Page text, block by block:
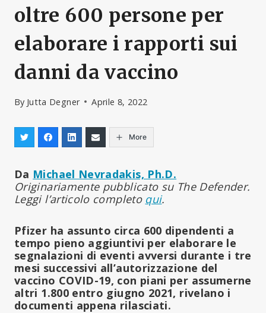
oltre 600 persone per
elaborare i rapporti sui
danni da vaccino
By Jutta Degner Aprile 8, 2022
More
Da Michael Nevradakis, Ph.D.
Originariamente pubblicato su The Defender.
Leggi l’articolo completo qui.
Pfizer ha assunto circa 600 dipendenti a
tempo pieno aggiuntivi per elaborare le
segnalazioni di eventi avversi durante i tre
mesi successivi all’autorizzazione del
vaccino COVID-19, con piani per assumerne
altri 1.800 entro giugno 2021, rivelano i
documenti appena rilasciati.